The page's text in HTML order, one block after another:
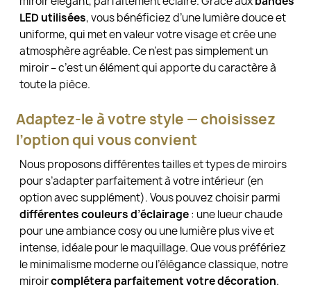
LED utilisées, vous bénéficiez d’une lumière douce et
uniforme, qui met en valeur votre visage et crée une
atmosphère agréable. Ce n’est pas simplement un
miroir – c’est un élément qui apporte du caractère à
toute la pièce.
Adaptez-le à votre style — choisissez
l’option qui vous convient
Nous proposons différentes tailles et types de miroirs
pour s’adapter parfaitement à votre intérieur (en
option avec supplément). Vous pouvez choisir parmi
différentes couleurs d’éclairage: une lueur chaude
pour une ambiance cosy ou une lumière plus vive et
intense, idéale pour le maquillage. Que vous préfériez
le minimalisme moderne ou l’élégance classique, notre
miroircomplétera parfaitement votre décoration.